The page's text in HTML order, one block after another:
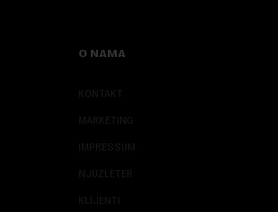
O NAMA
KONTAKT
MARKETING
IMPRESSUM
NJUZLETER
KLIJENTI